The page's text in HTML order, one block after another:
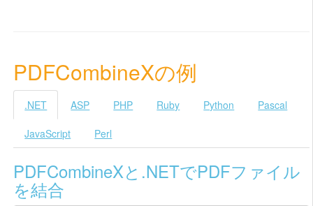
PDFCombineXの例
.NET ASP PHP Ruby Python Pascal
JavaScript Perl
PDFCombineXと.NETでPDFファイル
を結合